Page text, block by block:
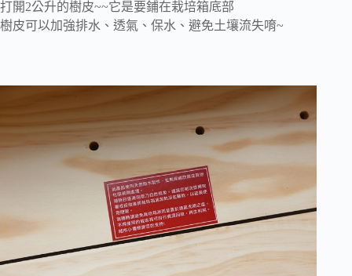
打開2公升的樹皮~~它是要鋪在栽培箱底部
樹皮可以加強排水、透氣、保水、避免土壤流失唷~